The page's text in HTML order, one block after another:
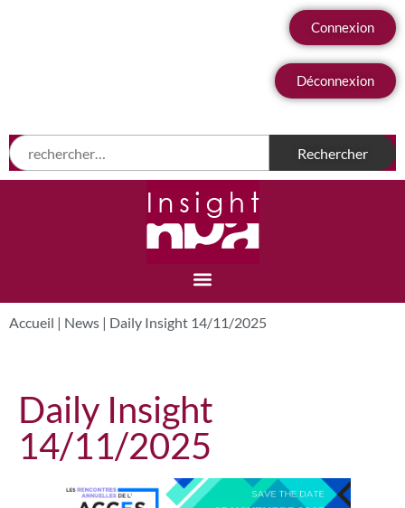
Connexion
Déconnexion
Accueil | News | Daily Insight 14/11/2025
Daily Insight
14/11/2025